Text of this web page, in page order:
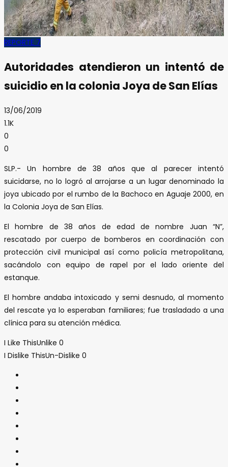
REPORTE 7
Autoridades atendieron un intentó de
suicidio en la colonia Joya de San Elías
13/06/2019
1.1K
0
0
SLP.- Un hombre de 38 años que al parecer intentó
suicidarse, no lo logró al arrojarse a un lugar denominado la
joya ubicado por el rumbo de la Bachoco en Aguaje 2000, en
la Colonia Joya de San Elías.
El hombre de 38 años de edad de nombre Juan “N”,
rescatado por cuerpo de bomberos en coordinación con
protección civil municipal así como policía metropolitana,
sacándolo con equipo de rapel por el lado oriente del
estanque.
El hombre andaba intoxicado y semi desnudo, al momento
del rescate ya lo esperaban familiares; fue trasladado a una
clínica para su atención médica.
I Like ThisUnlike 0
I Dislike ThisUn-Dislike 0